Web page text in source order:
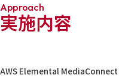
Approach
実施内容
AWS Elemental MediaConnect